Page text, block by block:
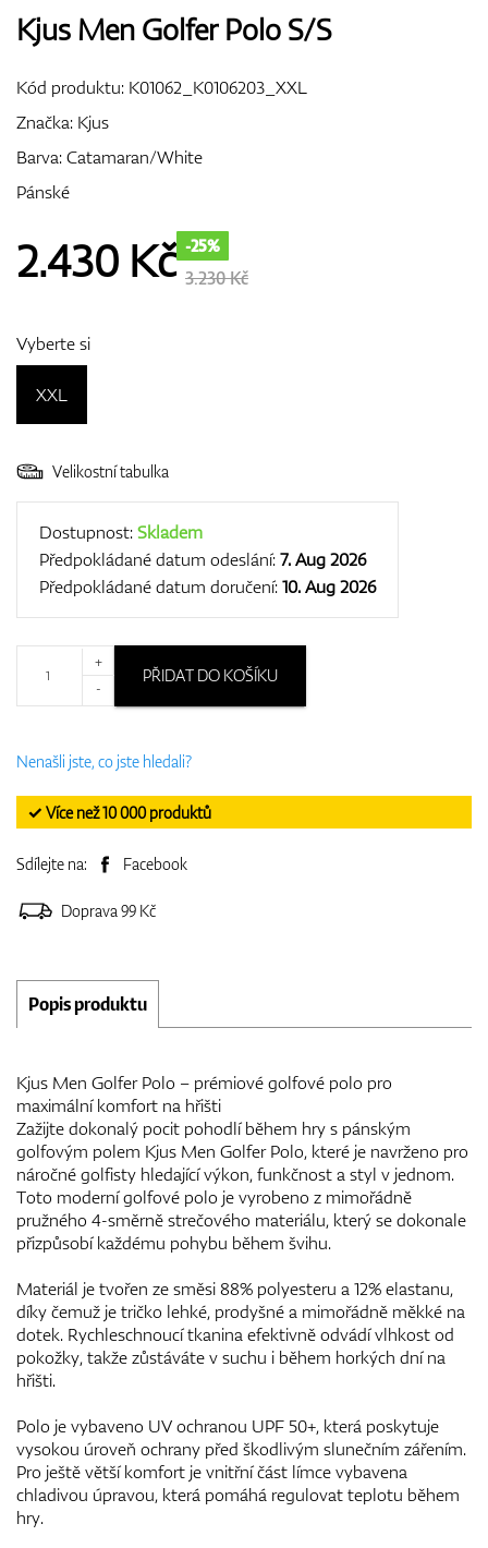
GPS/Dálkoměry
Doplňky
Kjus Men Golfer Polo S/S
Kód produktu: K01062_K0106203_XXL
Značka: Kjus
Barva: Catamaran/White
Pánské
2.430 Kč -25%
3.230 Kč
Vyberte si
XXL
Velikostní tabulka
Dostupnost:Skladem
Předpokládané datum odeslání:7. Aug 2026
Předpokládané datum doručení:10. Aug 2026
+
-
PŘIDAT DO KOŠÍKU
Nenašli jste, co jste hledali?
✓ Více než 10 000 produktů
Sdílejte na: Facebook
Doprava 99 Kč
Popis produktu
Kjus Men Golfer Polo – prémiové golfové polo pro
maximální komfort na hřišti
Zažijte dokonalý pocit pohodlí během hry s pánským
golfovým polem Kjus Men Golfer Polo, které je navrženo pro
náročné golfisty hledající výkon, funkčnost a styl v jednom.
Toto moderní golfové polo je vyrobeno z mimořádně
pružného 4-směrně strečového materiálu, který se dokonale
přizpůsobí každému pohybu během švihu.
Materiál je tvořen ze směsi 88% polyesteru a 12% elastanu,
díky čemuž je tričko lehké, prodyšné a mimořádně měkké na
dotek. Rychleschnoucí tkanina efektivně odvádí vlhkost od
pokožky, takže zůstáváte v suchu i během horkých dní na
hřišti.
Polo je vybaveno UV ochranou UPF 50+, která poskytuje
vysokou úroveň ochrany před škodlivým slunečním zářením.
Pro ještě větší komfort je vnitřní část límce vybavena
chladivou úpravou, která pomáhá regulovat teplotu během
hry.